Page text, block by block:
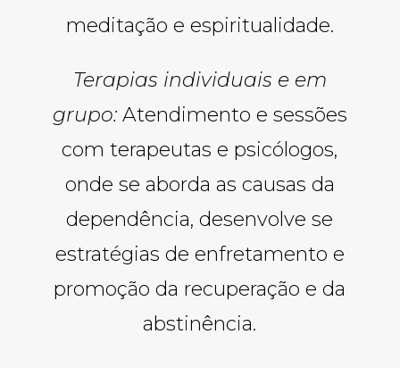
meditação e espiritualidade.
Terapias individuais e em
grupo:Atendimento e sessões
com terapeutas e psicólogos,
onde se aborda as causas da
dependência, desenvolve se
estratégias de enfretamento e
promoção da recuperação e da
abstinência.